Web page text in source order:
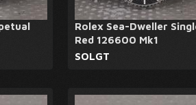
Rolex Sea-Dweller
Red 126600 Mk1
SOLGT